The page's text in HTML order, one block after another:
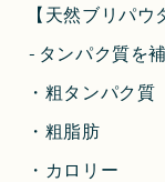
【天然ブリパウ
-タンパク質を